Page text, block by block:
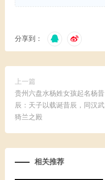
分享到：
上一篇
贵州六盘水杨姓女孩起名杨昔
辰：天子以载诞昔辰，同汉武
猗兰之殿
相关推荐